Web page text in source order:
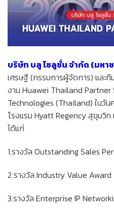
บริษัท บลู โซลูชั่น จำกัด (มหา
เศรษฐี (กรรมการผู้จัดการ) และที
งาน Huawei Thailand
Technologies (Thailand) ในวั
โรงแรม Hyatt Regency สุขุมวิท
ได้แก่
1.รางวัล Outstanding Sales
2 รางวัล Industry Value
3.รางวัล Enterprise IP